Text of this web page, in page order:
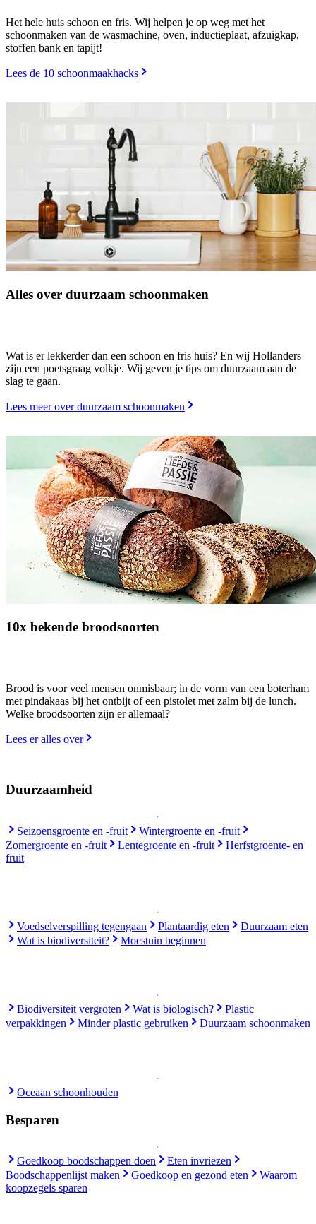
Het hele huis schoon en fris. Wij helpen je op weg met het
schoonmaken van de wasmachine, oven, inductieplaat, afzuigkap,
stoffen bank en tapijt!
Lees de 10 schoonmaakhacks
Alles over duurzaam schoonmaken
Wat is er lekkerder dan een schoon en fris huis? En wij Hollanders
zijn een poetsgraag volkje. Wij geven je tips om duurzaam aan de
slag te gaan.
Lees meer over duurzaam schoonmaken
10x bekende broodsoorten
Brood is voor veel mensen onmisbaar; in de vorm van een boterham
met pindakaas bij het ontbijt of een pistolet met zalm bij de lunch.
Welke broodsoorten zijn er allemaal?
Lees er alles over
Duurzaamheid
Seizoensgroente en -fruit
Wintergroente en -fruit
Zomergroente en -fruit
Lentegroente en -fruit
Herfstgroente- en
fruit
Voedselverspilling tegengaan Plantaardig eten
Duurzaam eten
Wat is biodiversiteit?
Moestuin beginnen
Biodiversiteit vergroten Wat is biologisch?
Plastic
verpakkingen
Minder plastic gebruiken Duurzaam schoonmaken
Oceaan schoonhouden
Besparen
Goedkoop boodschappen doen
Eten invriezen
Boodschappenlijst maken
Goedkoop en gezond eten
Waarom
koopzegels sparen